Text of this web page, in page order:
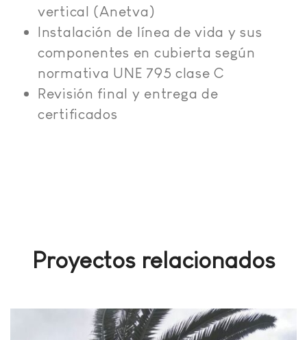
vertical (Anetva)
Instalación de línea de vida y sus
componentes en cubierta según
normativa UNE 795 clase C
Revisión final y entrega de
certificados
Proyectos relacionados